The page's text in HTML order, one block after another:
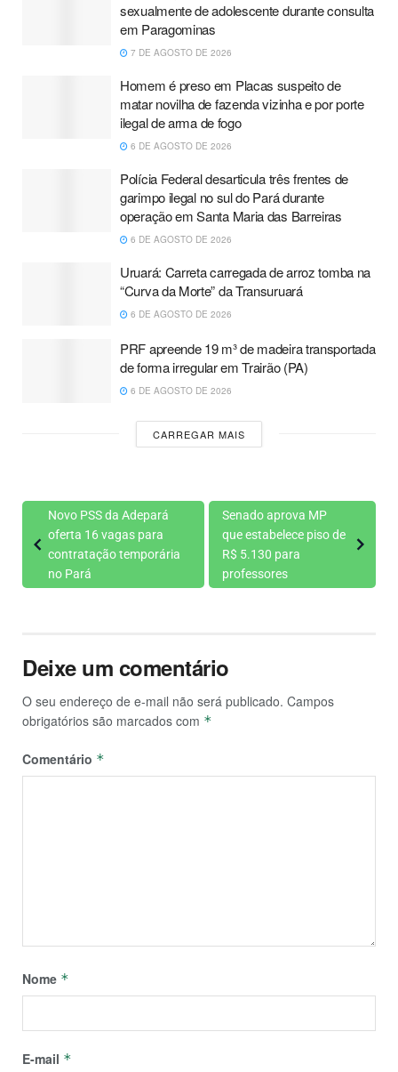
sexualmente de adolescente durante consulta
em Paragominas
7 DE AGOSTO DE 2026
Homem é preso em Placas suspeito de
matar novilha de fazenda vizinha e por porte
ilegal de arma de fogo
6 DE AGOSTO DE 2026
Polícia Federal desarticula três frentes de
garimpo ilegal no sul do Pará durante
operação em Santa Maria das Barreiras
6 DE AGOSTO DE 2026
Uruará: Carreta carregada de arroz tomba na
“Curva da Morte” da Transuruará
6 DE AGOSTO DE 2026
PRF apreende 19 m³ de madeira transportada
de forma irregular em Trairão (PA)
6 DE AGOSTO DE 2026
CARREGAR MAIS
Novo PSS da Adepará
oferta 16 vagas para
contratação temporária
no Pará
Senado aprova MP
que estabelece piso de
R$ 5.130 para
professores
Deixe um comentário
O seu endereço de e-mail não será publicado. Campos
obrigatórios são marcados com *
Comentário *
Nome *
E-mail *